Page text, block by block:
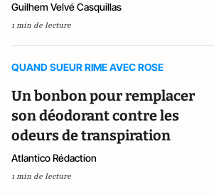
Guilhem Velvé Casquillas
1 min de lecture
QUAND SUEUR RIME AVEC ROSE
Un bonbon pour remplacer
son déodorant contre les
odeurs de transpiration
Atlantico Rédaction
1 min de lecture